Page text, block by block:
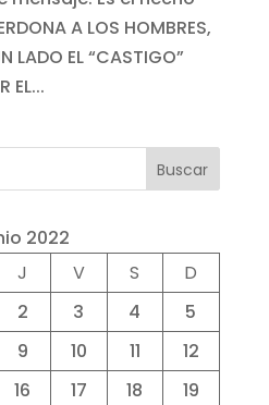
A LOS HOMBRES,
LADO EL “CASTIGO”
EL...
Buscar
2022
J V S
D
2 3 4
5
9 10 11
12
16 17 18
19